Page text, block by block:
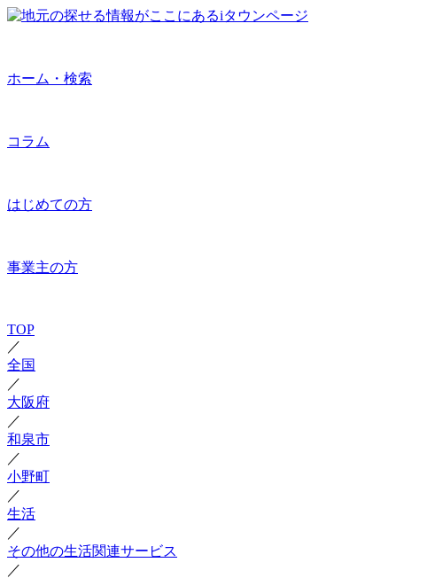
ホーム・検索
コラム
はじめての方
事業主の方
TOP
／
全国
／
大阪府
／
和泉市
／
小野町
／
生活
／
その他の生活関連サービス
／